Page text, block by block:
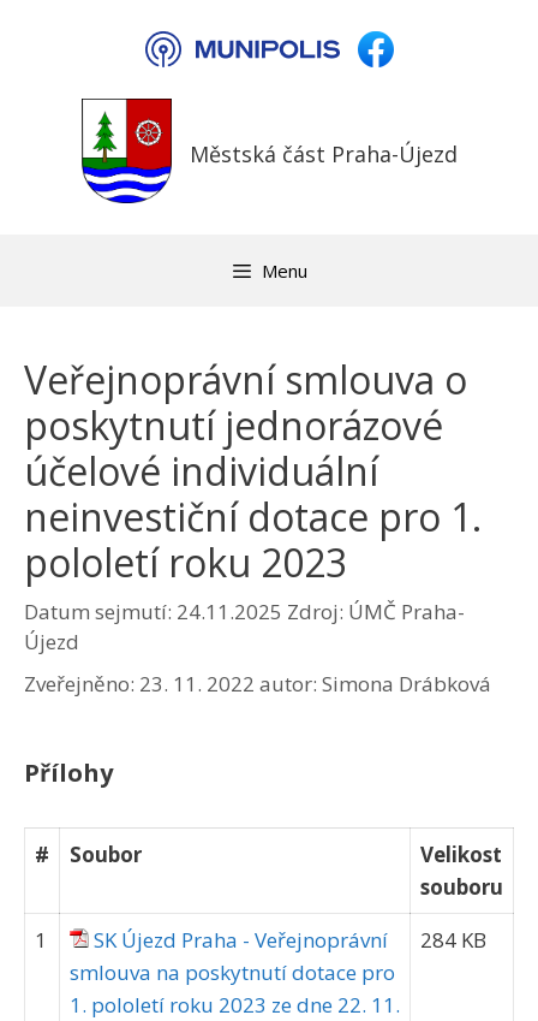
Městská část Praha-Újezd
Menu
Veřejnoprávní smlouva o
poskytnutí jednorázové
účelové individuální
neinvestiční dotace pro 1.
pololetí roku 2023
Datum sejmutí: 24.11.2025 Zdroj: ÚMČ Praha-
Újezd
Zveřejněno: 23. 11. 2022 autor: Simona Drábková
Přílohy
# Soubor
Velikost
souboru
1
SK Újezd Praha - Veřejnoprávní
smlouva na poskytnutí dotace pro
1. pololetí roku 2023 ze dne 22. 11.
284 KB